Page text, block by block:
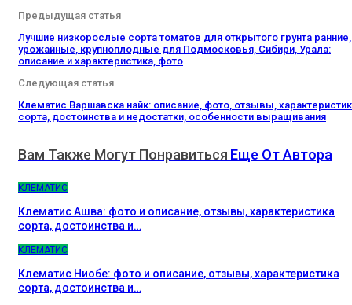
Предыдущая статья
Лучшие низкорослые сорта томатов для открытого грунта ранние,
урожайные, крупноплодные для Подмосковья, Сибири, Урала:
описание и характеристика, фото
Следующая статья
Клематис Варшавска найк: описание, фото, отзывы,
сорта, достоинства и недостатки, особенности выращивания
Вам Также Могут Понравиться Еще От Автора
КЛЕМАТИС
Клематис Ашва: фото и описание, отзывы, характеристика
сорта, достоинства и…
КЛЕМАТИС
Клематис Ниобе: фото и описание, отзывы, характеристика
сорта, достоинства и…